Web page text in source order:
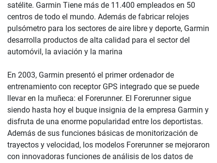
satélite. Garmin Tiene más de 11.400 empleados en 50
centros de todo el mundo. Además de fabricar relojes
pulsómetro para los sectores de aire libre y deporte, Garmin
desarrolla productos de alta calidad para el sector del
automóvil, la aviación y la marina
En 2003, Garmin presentó el primer ordenador de
entrenamiento con receptor GPS integrado que se puede
llevar en la muñeca: el Forerunner. El Forerunner sigue
siendo hasta hoy el buque insignia de la empresa Garmin y
disfruta de una enorme popularidad entre los deportistas.
Además de sus funciones básicas de monitorización de
trayectos y velocidad, los modelos Forerunner se mejoraron
con innovadoras funciones de análisis de los datos de